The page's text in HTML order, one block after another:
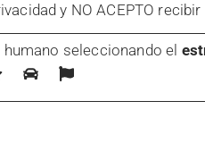
y NO ACEPTO
seleccionando el